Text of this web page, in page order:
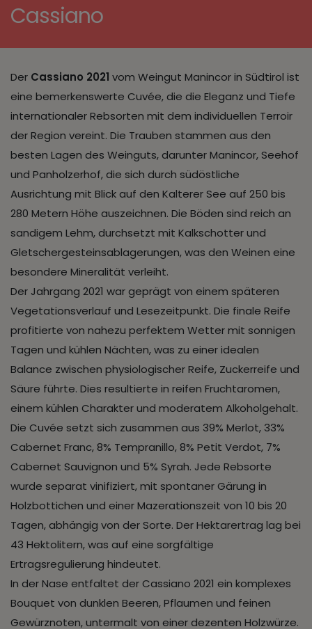
Cassiano
Der Cassiano 2021 vom Weingut Manincor in Südtirol ist
eine bemerkenswerte Cuvée, die die Eleganz und Tiefe
internationaler Rebsorten mit dem individuellen Terroir
der Region vereint. Die Trauben stammen aus den
besten Lagen des Weinguts, darunter Manincor, Seehof
und Panholzerhof, die sich durch südöstliche
Ausrichtung mit Blick auf den Kalterer See auf 250 bis
280 Metern Höhe auszeichnen. Die Böden sind reich an
sandigem Lehm, durchsetzt mit Kalkschotter und
Gletschergesteinsablagerungen, was den Weinen eine
besondere Mineralität verleiht.
Der Jahrgang 2021 war geprägt von einem späteren
Vegetationsverlauf und Lesezeitpunkt. Die finale Reife
profitierte von nahezu perfektem Wetter mit sonnigen
Tagen und kühlen Nächten, was zu einer idealen
Balance zwischen physiologischer Reife, Zuckerreife und
Säure führte. Dies resultierte in reifen Fruchtaromen,
einem kühlen Charakter und moderatem Alkoholgehalt.
Die Cuvée setzt sich zusammen aus 39% Merlot, 33%
Cabernet Franc, 8% Tempranillo, 8% Petit Verdot, 7%
Cabernet Sauvignon und 5% Syrah. Jede Rebsorte
wurde separat vinifiziert, mit spontaner Gärung in
Holzbottichen und einer Mazerationszeit von 10 bis 20
Tagen, abhängig von der Sorte. Der Hektarertrag lag bei
43 Hektolitern, was auf eine sorgfältige
Ertragsregulierung hindeutet.
In der Nase entfaltet der Cassiano 2021 ein komplexes
Bouquet von dunklen Beeren, Pflaumen und feinen
Gewürznoten, untermalt von einer dezenten Holzwürze.